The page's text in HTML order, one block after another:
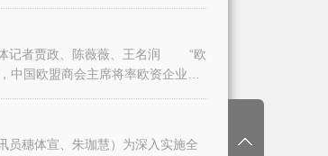
者贾政、陈薇薇、王名润 “欧
国欧盟商会主席将率欧资企业代
穗体宣、朱珈慧）为深入实施全